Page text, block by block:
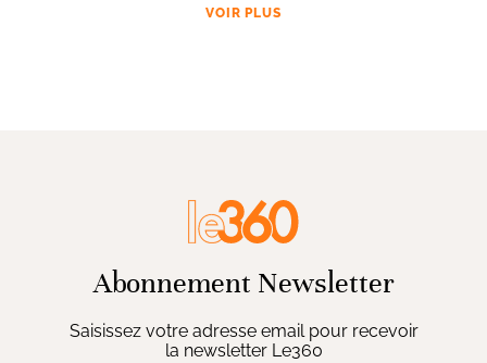
VOIR PLUS
Abonnement Newsletter
Saisissez votre adresse email pour recevoir
la newsletter Le360